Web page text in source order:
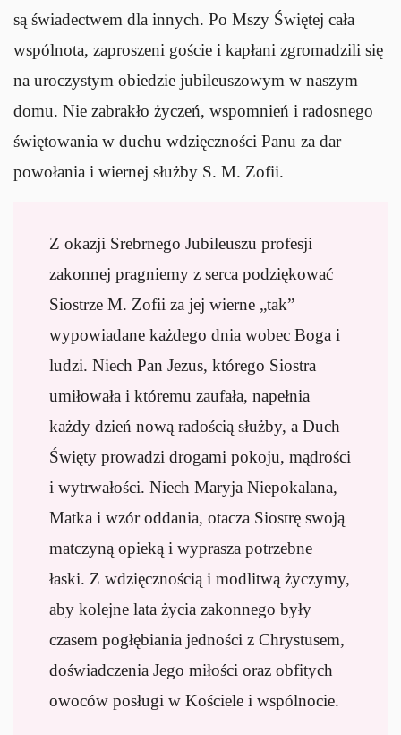
są świadectwem dla innych. Po Mszy Świętej cała
wspólnota, zaproszeni goście i kapłani zgromadzili się
na uroczystym obiedzie jubileuszowym w naszym
domu. Nie zabrakło życzeń, wspomnień i radosnego
świętowania w duchu wdzięczności Panu za dar
powołania i wiernej służby S. M. Zofii.
Z okazji Srebrnego Jubileuszu profesji
zakonnej pragniemy z serca podziękować
Siostrze M. Zofii za jej wierne „tak”
wypowiadane każdego dnia wobec Boga i
ludzi. Niech Pan Jezus, którego Siostra
umiłowała i któremu zaufała, napełnia
każdy dzień nową radością służby, a Duch
Święty prowadzi drogami pokoju, mądrości
i wytrwałości. Niech Maryja Niepokalana,
Matka i wzór oddania, otacza Siostrę swoją
matczyną opieką i wyprasza potrzebne
łaski. Z wdzięcznością i modlitwą życzymy,
aby kolejne lata życia zakonnego były
czasem pogłębiania jedności z Chrystusem,
doświadczenia Jego miłości oraz obfitych
owoców posługi w Kościele i wspólnocie.